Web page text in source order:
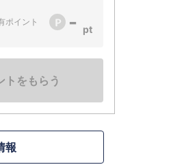
ポイント -
トをもらう
報